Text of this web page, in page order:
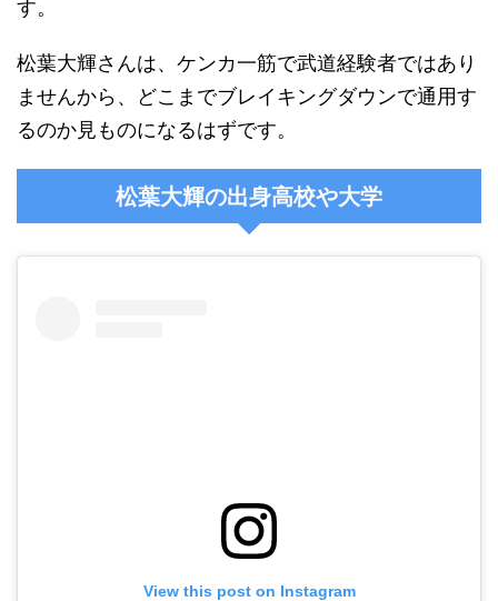
す。
松葉大輝さんは、ケンカ一筋で武道経験者ではあり
ませんから、どこまでブレイキングダウンで通用す
るのか見ものになるはずです。
松葉大輝の出身高校や大学
View this post on Instagram